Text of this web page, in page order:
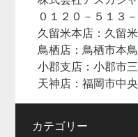
０１２０－５１３－
久留米本店：久留
鳥栖店：鳥栖市本
小郡支店：小郡市
天神店：福岡市中
カテゴリー